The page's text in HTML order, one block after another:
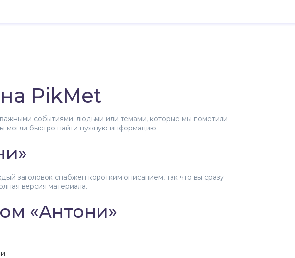
PikMet
важными событиями, людьми или темами, которые мы пометили
могли быстро найти нужную информацию.
заголовок снабжен коротким описанием, так что вы сразу
версия материала.
«Антони»